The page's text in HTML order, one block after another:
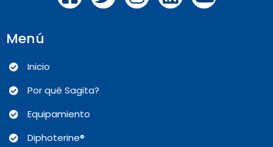
Menú
Inicio
Por qué Sagita?
Equipamiento
Diphoterine®